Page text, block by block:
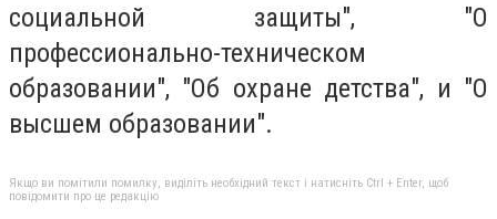
социальной защиты", "О
профессионально-техническом
образовании", "Об охране детства", и "О
высшем образовании".
Якщо ви помітили помилку, виділіть необхідний текст і натисніть Ctrl + Enter, щоб
повідомити про це редакцію